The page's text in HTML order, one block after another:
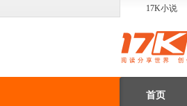
17K小说
首页